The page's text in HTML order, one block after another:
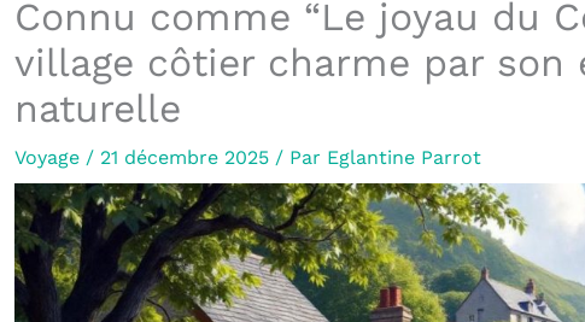
Connu comme “Le joyau du
village côtier charme par son
naturelle
Voyage/ 21 décembre 2025 / Par Eglantine Parrot